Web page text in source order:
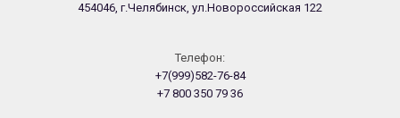
454046, г.Челябинск, ул.Новороссийская 122
Телефон:
+7(999)582-76-84
+7 800 350 79 36